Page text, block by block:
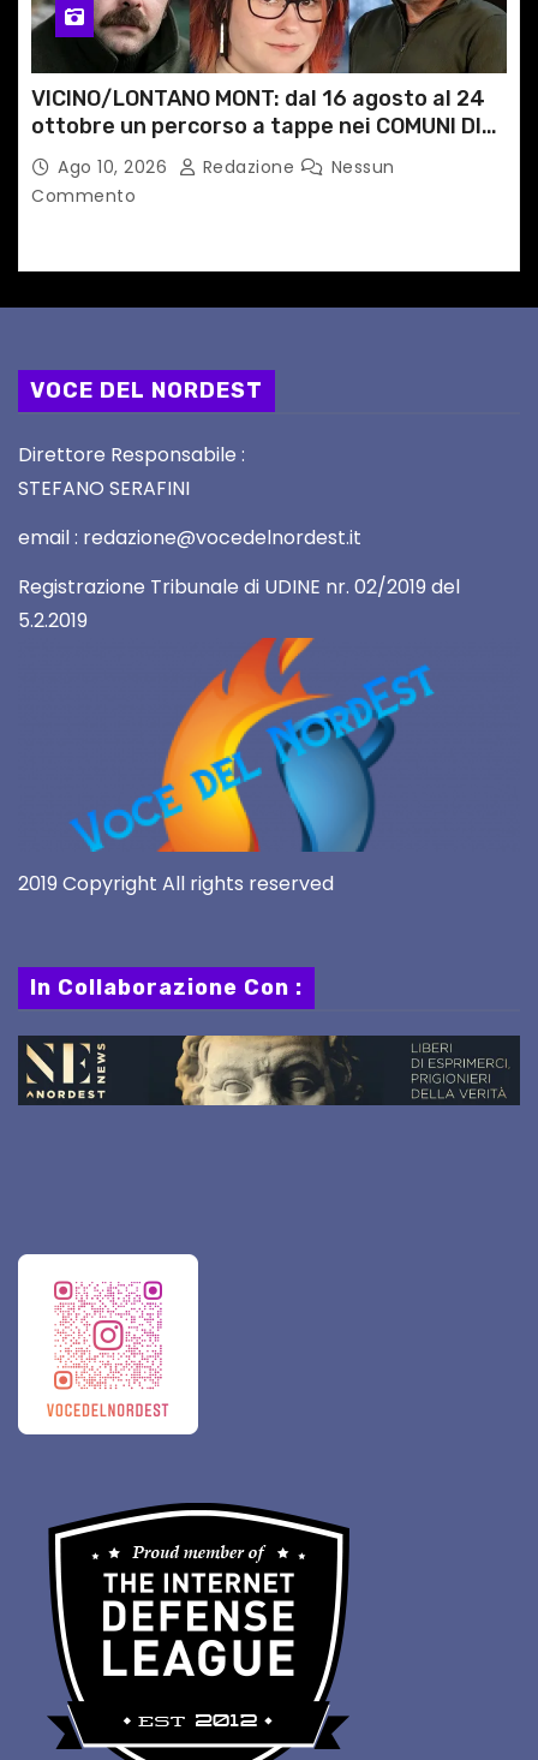
VICINO/LONTANO MONT: dal 16 agosto al 24
ottobre un percorso a tappe nei COMUNI DI
MONTAGNA DEL FVG
Ago 10, 2026 Redazione
Nessun
Commento
VOCE DEL NORDEST
Direttore Responsabile :
STEFANO SERAFINI
email : redazione@vocedelnordest.it
Registrazione Tribunale di UDINE nr. 02/2019 del
5.2.2019
2019 Copyright All rights reserved
In Collaborazione Con :